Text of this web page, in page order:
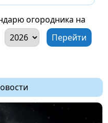
огородника на